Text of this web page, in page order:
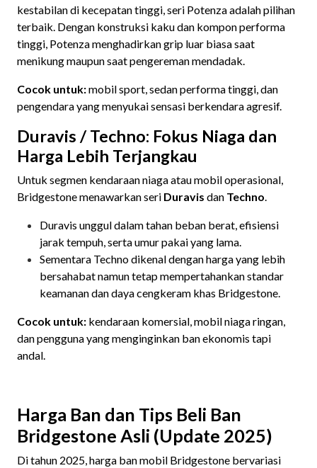
kestabilan di kecepatan tinggi, seri Potenza adalah pilihan
terbaik. Dengan konstruksi kaku dan kompon performa
tinggi, Potenza menghadirkan grip luar biasa saat
menikung maupun saat pengereman mendadak.
Cocok untuk:mobil sport, sedan performa tinggi, dan
pengendara yang menyukai sensasi berkendara agresif.
Duravis / Techno: Fokus Niaga dan
Harga Lebih Terjangkau
Untuk segmen kendaraan niaga atau mobil operasional,
Bridgestone menawarkan seri Duravis dan Techno.
Duravis unggul dalam tahan beban berat, efisiensi
jarak tempuh, serta umur pakai yang lama.
Sementara Techno dikenal dengan harga yang lebih
bersahabat namun tetap mempertahankan standar
keamanan dan daya cengkeram khas Bridgestone.
Cocok untuk: kendaraan komersial, mobil niaga ringan,
dan pengguna yang menginginkan ban ekonomis tapi
andal.
Harga Ban dan Tips Beli Ban
Bridgestone Asli (Update 2025)
Di tahun 2025, harga ban mobil Bridgestone bervariasi